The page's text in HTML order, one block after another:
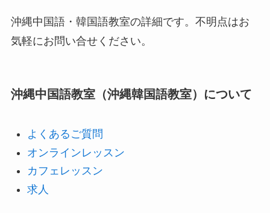
沖縄中国語・韓国語教室の詳細です。不明点はお
気軽にお問い合せください。
沖縄中国語教室（沖縄韓国語教室）について
よくあるご質問
オンラインレッスン
カフェレッスン
求人